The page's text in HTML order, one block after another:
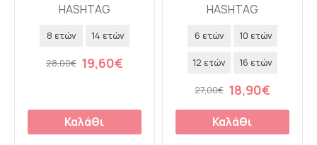
HASHTAG
8 ετών 14 ετών
19,60€
28,00€
Καλάθι
HASHTAG
6 ετών 10 ετών
12 ετών 16 ετών
18,90€
27,00€
Καλάθι